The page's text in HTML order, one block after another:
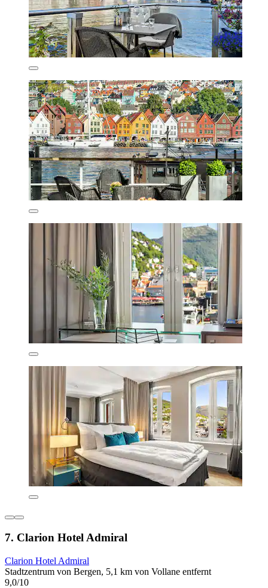
7. Clarion Hotel Admiral
Clarion Hotel Admiral
Stadtzentrum von Bergen, 5,1 km von Vollane entfernt
9,0/10